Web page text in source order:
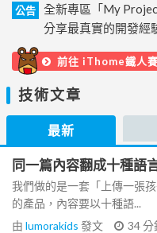
公告
全新專區「My
分享最真實的開發經
前往 iThome鐵人賽
技術文章
最新
同一篇內容翻成十種語
我們做的是一套「上傳一張
的產品，內容要以十種語...
由 lumorakids 發文 34 分